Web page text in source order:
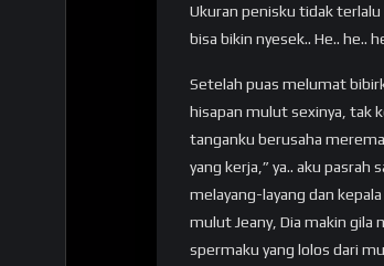
Ukuran penisku tidak
bisa bikin nyesek.. He.. he..
Setelah puas melumat
hisapan mulut sexinya, tak
tanganku berusaha
yang kerja,” ya.. aku
melayang-layang dan
mulut Jeany, Dia makin gila
spermaku yang lolos dari